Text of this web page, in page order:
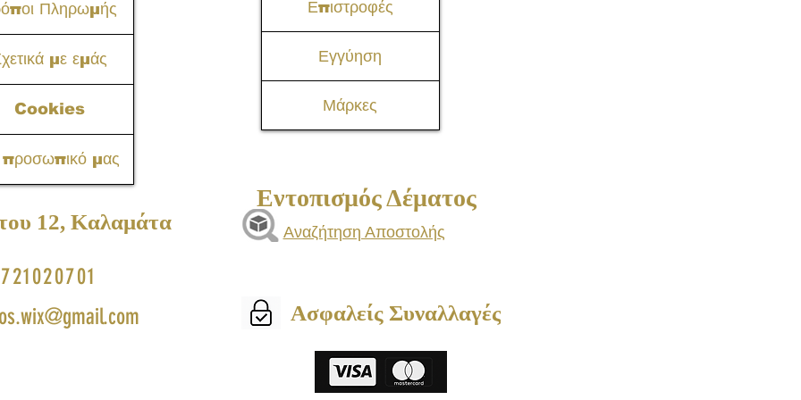
Πληρωμής
με εμάς
Cookies
μας
12, Καλαμάτα​
Επιστροφές
Εγγύηση
Μάρκες
Εντοπισμός Δέματος
Αναζήτηση Αποστολής
Ασφαλείς Συναλλαγές